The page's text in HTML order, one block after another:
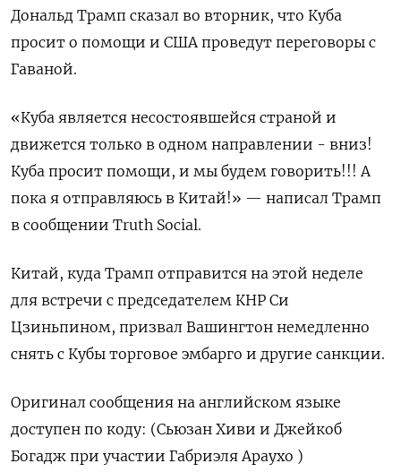
Дональд Трамп сказал во ‌вторник, что Куба
просит о помощи и ​США ​проведут переговоры с ​
Гаваной.
«Куба является ⁠несостоявшейся ‌страной и
движется ‌только в одном направлении - вниз!
Куба ​просит помощи, ‌и мы будем говорить!!! ​А
пока я ‌отправляюсь в Китай!» — написал Трамп
в сообщении Truth ​Social.
Китай, ​куда ‌Трамп отправится на этой ​неделе
для встречи с председателем КНР Си
Цзиньпином, призвал Вашингтон немедленно
снять с Кубы торговое эмбарго ​и другие ⁠санкции.
Оригинал сообщения на английском ‌языке
доступен по ‌коду: (Сьюзан Хиви и Джейкоб ​
Богадж при участии ‌Габриэля Араухо )